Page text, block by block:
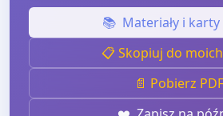
📚 Materiały i
📋 Skopiuj do
📄 Pobierz PDF